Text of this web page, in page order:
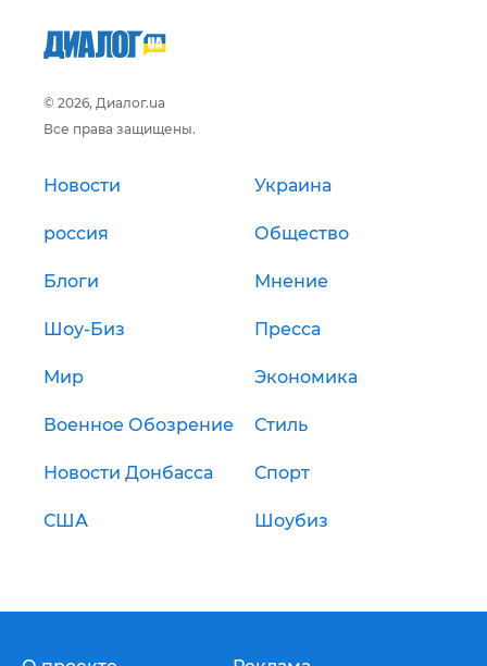
© 2026, Диалог.ua
Все права защищены.
Новости Украина
россия Общество
Блоги Мнение
Шоу-Биз Пресса
Мир Экономика
Военное Обозрение Стиль
Новости Донбасса Спорт
США Шоубиз